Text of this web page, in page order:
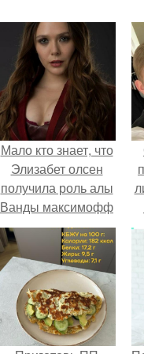
Мало кто знает, что
Элизабет олсен
получила роль алы
Ванды максимофф
не сразу.